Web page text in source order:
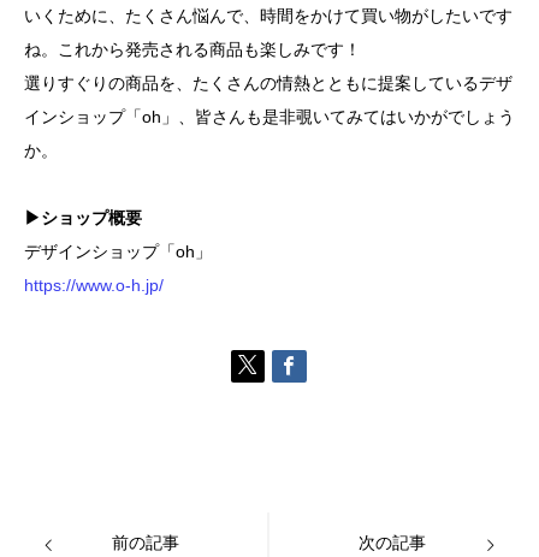
いくために、たくさん悩んで、時間をかけて買い物がしたいです
ね。これから発売される商品も楽しみです！
選りすぐりの商品を、たくさんの情熱とともに提案しているデザ
インショップ「oh」、皆さんも是非覗いてみてはいかがでしょう
か。
▶ショップ概要
デザインショップ「oh」
https://www.o-h.jp/
前の記事 次の記事